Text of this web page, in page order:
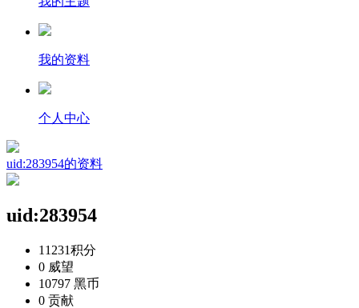
我的资料
个人中心
uid:283954的资料
uid:283954
11231积分
0 威望
10797 黑币
0 贡献